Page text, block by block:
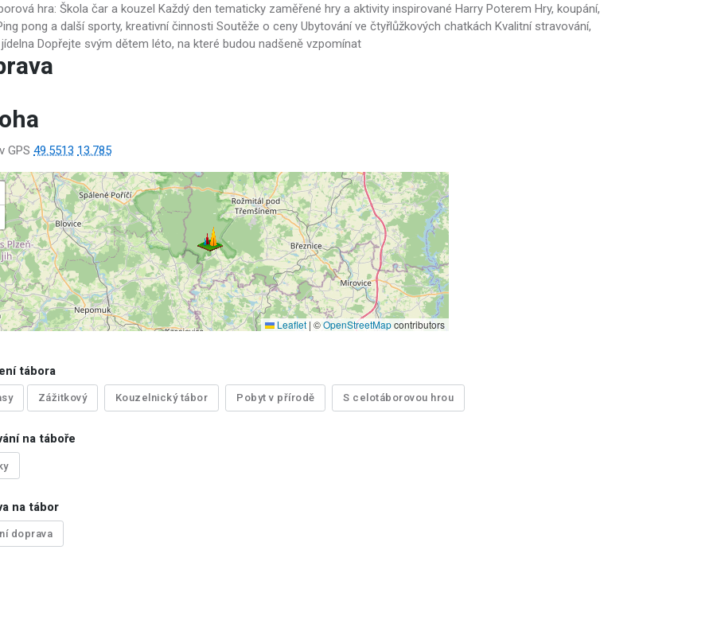
hra: Škola čar a kouzel Každý den tematicky zaměřené hry a aktivity inspirované Harry Poterem Hry, koupání,
pong a další sporty, kreativní činnosti Soutěže o ceny Ubytování ve čtyřlůžkových chatkách Kvalitní stravování,
Dopřejte svým dětem léto, na které budou nadšeně vzpomínat
GPS 49.5513 13.785
Leaflet | ©OpenStreetMapcontributors
tábora
Zážitkový Kouzelnický tábor Pobyt v přírodě S celotáborovou hrou
na táboře
na tábor
doprava